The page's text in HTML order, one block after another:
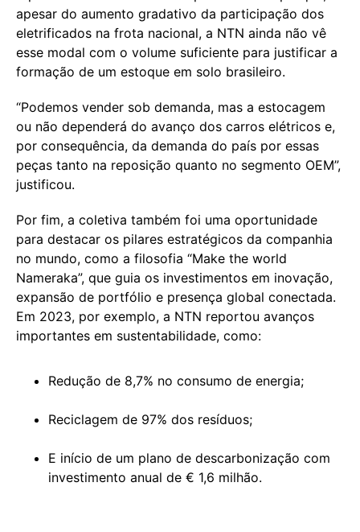
apesar do aumento gradativo da participação dos
eletrificados na frota nacional, a NTN ainda não vê
esse modal com o volume suficiente para justificar a
formação de um estoque em solo brasileiro.
“Podemos vender sob demanda, mas a estocagem
ou não dependerá do avanço dos carros elétricos e,
por consequência, da demanda do país por essas
peças tanto na reposição quanto no segmento OEM”,
justificou.
Por fim, a coletiva também foi uma oportunidade
para destacar os pilares estratégicos da companhia
no mundo, como a filosofia “Make the world
Nameraka”, que guia os investimentos em inovação,
expansão de portfólio e presença global conectada.
Em 2023, por exemplo, a NTN reportou avanços
importantes em sustentabilidade, como:
Redução de 8,7% no consumo de energia;
Reciclagem de 97% dos resíduos;
E início de um plano de descarbonização com
investimento anual de € 1,6 milhão.